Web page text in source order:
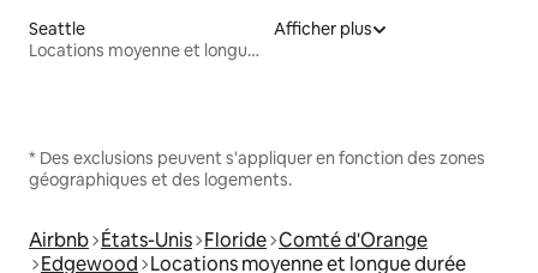
Seattle
Locations moyenne et longue durée
Afficher plus
* Des exclusions peuvent s'appliquer en fonction des zones
géographiques et des logements.
Airbnb États-Unis Floride Comté d'Orange
Edgewood Locations moyenne et longue durée